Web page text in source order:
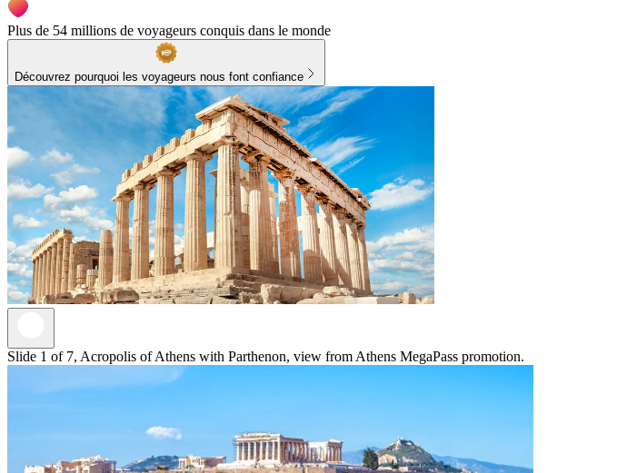
Plus de 54 millions de voyageurs conquis dans le monde
Découvrez pourquoi les voyageurs nous font confiance
Slide 1 of 7, Acropolis of Athens with Parthenon, view from Athens MegaPass promotion.